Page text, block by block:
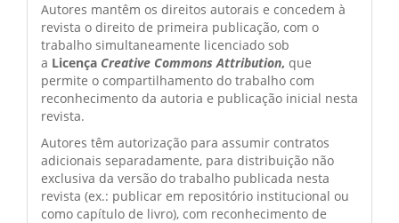
Autores mantêm os direitos autorais e concedem à
revista o direito de primeira publicação, com o
trabalho simultaneamente licenciado sob
a Licença Creative Commons Attribution, que
permite o compartilhamento do trabalho com
reconhecimento da autoria e publicação inicial nesta
revista.
Autores têm autorização para assumir contratos
adicionais separadamente, para distribuição não
exclusiva da versão do trabalho publicada nesta
revista (ex.: publicar em repositório institucional ou
como capítulo de livro), com reconhecimento de